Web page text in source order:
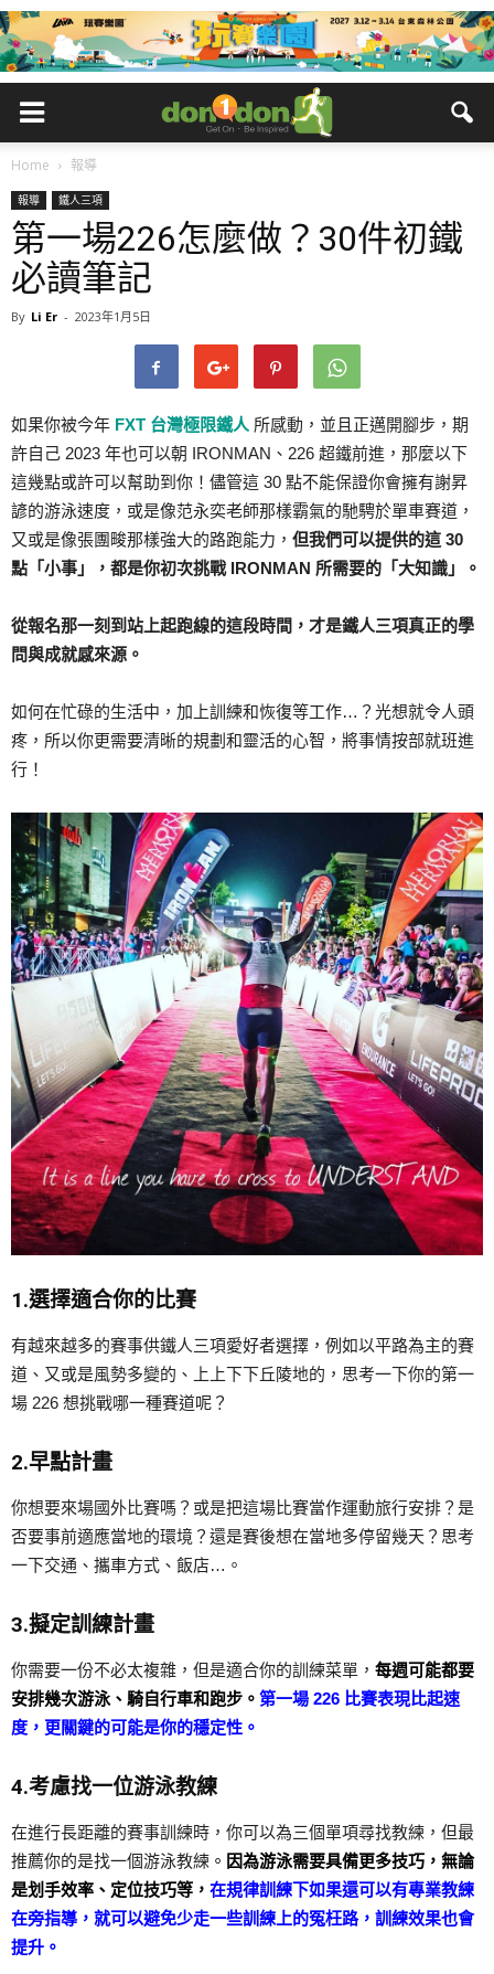
Home 報導
報導 鐵人三項
第一場226怎麼做？30件初鐵
必讀筆記
By Li Er - 2023年1月5日
如果你被今年 FXT 台灣極限鐵人 所感動，並且正邁開腳步，期
許自己 2023 年也可以朝 IRONMAN、226 超鐵前進，那麼以下
這幾點或許可以幫助到你！儘管這 30 點不能保證你會擁有謝昇
諺的游泳速度，或是像范永奕老師那樣霸氣的馳騁於單車賽道，
又或是像張團畯那樣強大的路跑能力， 但我們可以提供的這 30
點「小事」，都是你初次挑戰 IRONMAN 所需要的「大知識」。
從報名那一刻到站上起跑線的這段時間，才是鐵人三項真正的學
問與成就感來源。
如何在忙碌的生活中，加上訓練和恢復等工作…？光想就令人頭
疼，所以你更需要清晰的規劃和靈活的心智，將事情按部就班進
行！
1.選擇適合你的比賽
有越來越多的賽事供鐵人三項愛好者選擇，例如以平路為主的賽
道、又或是風勢多變的、上上下下丘陵地的，思考一下你的第一
場 226 想挑戰哪一種賽道呢？
2.早點計畫
你想要來場國外比賽嗎？或是把這場比賽當作運動旅行安排？是
否要事前適應當地的環境？還是賽後想在當地多停留幾天？思考
一下交通、攜車方式、飯店…。
3.擬定訓練計畫
你需要一份不必太複雜，但是適合你的訓練菜單， 每週可能都要
安排幾次游泳、騎自行車和跑步。 第一場 226 比賽表現比起速
度，更關鍵的可能是你的穩定性。
4.考慮找一位游泳教練
在進行長距離的賽事訓練時，你可以為三個單項尋找教練，但最
推薦你的是找一個游泳教練 。 因為游泳需要具備更多技巧，無論
是划手效率、定位技巧等， 在規律訓練下如果還可以有專業教練
在旁指導，就可以避免少走一些訓練上的冤枉路，訓練效果也會
提升。